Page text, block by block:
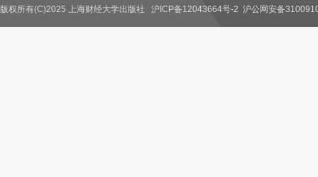
联系我们
版权所有(C)2025 上海财经大学出版社 沪ICP备12043664号-2 沪公网安备